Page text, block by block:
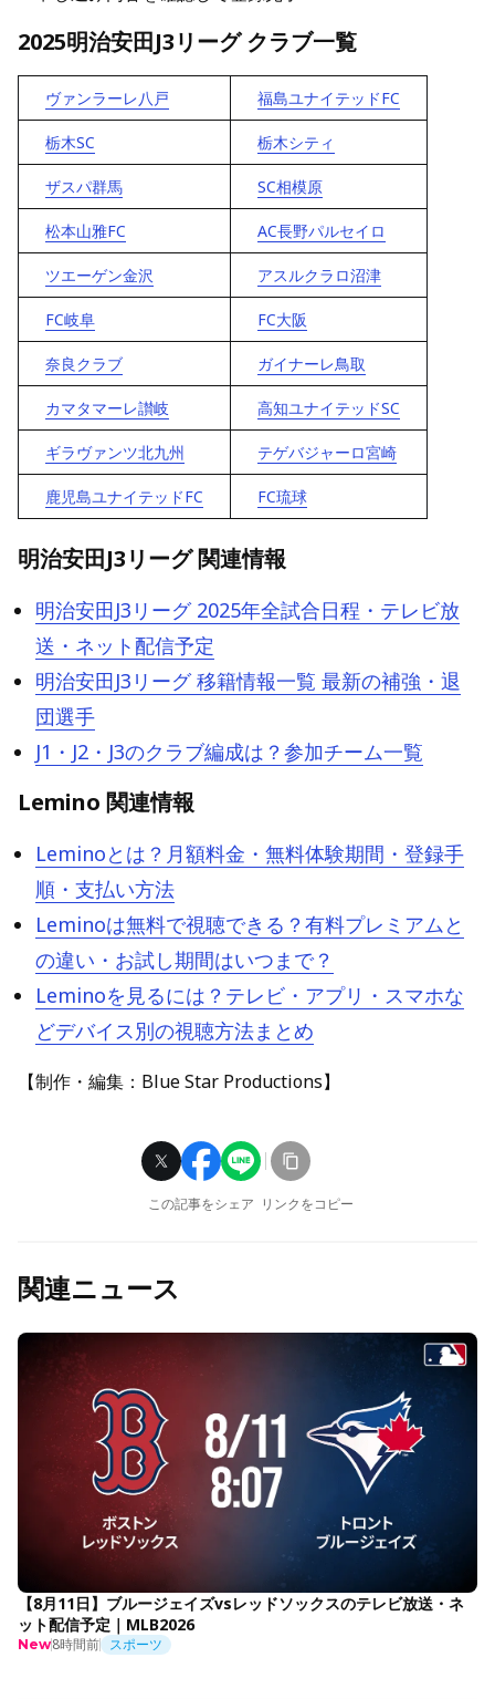
2025明治安田J3リーグ クラブ一覧
ヴァンラーレ八戸 福島ユナイテッドFC
栃木SC 栃木シティ
ザスパ群馬 SC相模原
松本山雅FC AC長野パルセイロ
ツエーゲン金沢 アスルクラロ沼津
FC岐阜 FC大阪
奈良クラブ ガイナーレ鳥取
カマタマーレ讃岐 高知ユナイテッドSC
ギラヴァンツ北九州 テゲバジャーロ宮崎
鹿児島ユナイテッドFC FC琉球
明治安田J3リーグ 関連情報
明治安田J3リーグ 2025年全試合日程・テレビ放
送・ネット配信予定
明治安田J3リーグ 移籍情報一覧 最新の補強・退
団選手
J1・J2・J3のクラブ編成は？参加チーム一覧
Lemino 関連情報
Leminoとは？月額料金・無料体験期間・登録手
順・支払い方法
Leminoは無料で視聴できる？有料プレミアムと
の違い・お試し期間はいつまで？
Leminoを見るには？テレビ・アプリ・スマホな
どデバイス別の視聴方法まとめ
【制作・編集：Blue Star Productions】
この記事をシェア リンクをコピー
関連ニュース
【8月11日】ブルージェイズvsレッドソックスのテレビ放送・ネ
ット配信予定｜MLB2026
New8時間前 スポーツ